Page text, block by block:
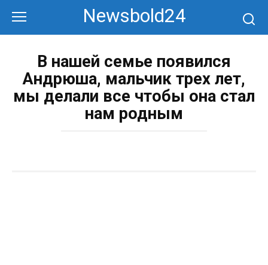
контенту
Newsbold24
В нашей семье появился
Андрюша, мальчик трех лет,
мы делали все чтобы она стал
нам родным